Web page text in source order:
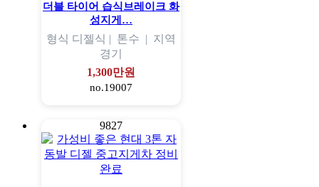
더블 타이어 습식브레이크 화
성지게…
형식 디젤식 | 톤수 | 지역
경기
1,300만원
no.19007
9827